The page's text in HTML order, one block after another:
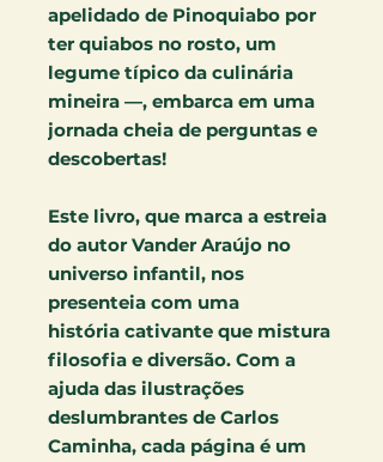
apelidado de Pinoquiabo por
ter quiabos no rosto, um
legume típico da culinária
mineira —, embarca em uma
jornada cheia de perguntas e
descobertas!
Este livro, que marca a estreia
do autor Vander Araújo no
universo infantil, nos
presenteia com uma
história cativante que mistura
filosofia e diversão. Com a
ajuda das ilustrações
deslumbrantes de Carlos
Caminha, cada página é um